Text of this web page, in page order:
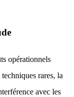
opérationnels
rares, la
avec les